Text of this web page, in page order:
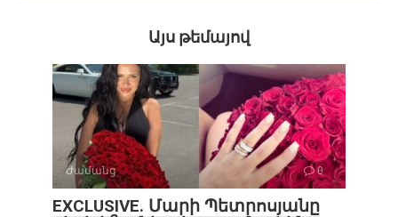
Այս թեմայով
Ժամանց 0
EXCLUSIVE. Մարի Պետրոսյանը